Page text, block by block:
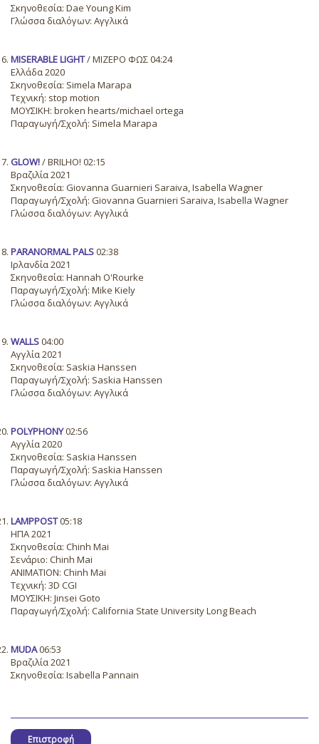
Σκηνοθεσία: Dae Young Kim
Γλώσσα διαλόγων: Αγγλικά
MISERABLE LIGHT/ ΜΊΖΕΡΟ ΦΩΣ 04:24
Ελλάδα 2020
Σκηνοθεσία: Simela Marapa
Τεχνική: stop motion
ΜΟΥΣΙΚΗ: broken hearts/michael ortega
Παραγωγή/Σχολή: Simela Marapa
GLOW!/ BRILHO! 02:15
Βραζιλία 2021
Σκηνοθεσία: Giovanna Guarnieri Saraiva, Isabella Wagner
Παραγωγή/Σχολή: Giovanna Guarnieri Saraiva, Isabella Wagner
Γλώσσα διαλόγων: Αγγλικά
PARANORMAL PALS02:38
Ιρλανδία 2021
Σκηνοθεσία: Hannah O'Rourke
Παραγωγή/Σχολή: Mike Kiely
Γλώσσα διαλόγων: Αγγλικά
WALLS04:00
Αγγλία 2021
Σκηνοθεσία: Saskia Hanssen
Παραγωγή/Σχολή: Saskia Hanssen
Γλώσσα διαλόγων: Αγγλικά
POLYPHONY02:56
Αγγλία 2020
Σκηνοθεσία: Saskia Hanssen
Παραγωγή/Σχολή: Saskia Hanssen
Γλώσσα διαλόγων: Αγγλικά
LAMPPOST05:18
ΗΠΑ 2021
Σκηνοθεσία: Chinh Mai
Σενάριο: Chinh Mai
ANIMATION: Chinh Mai
Τεχνική: 3D CGI
ΜΟΥΣΙΚΗ: Jinsei Goto
Παραγωγή/Σχολή: California State University Long Beach
MUDA06:53
Βραζιλία 2021
Σκηνοθεσία: Isabella Pannain
Επιστροφή